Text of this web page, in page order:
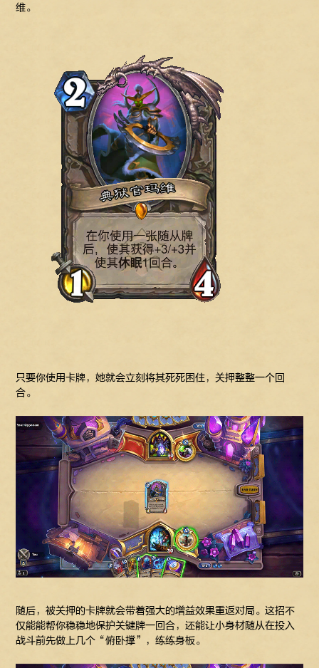
维。
只要你使用卡牌，她就会立刻将其死死困住，关押整整一个回
合。
随后，被关押的卡牌就会带着强大的增益效果重返对局。这招不
仅能能帮你稳稳地保护关键牌一回合，还能让小身材随从在投入
战斗前先做上几个“俯卧撑”，练练身板。